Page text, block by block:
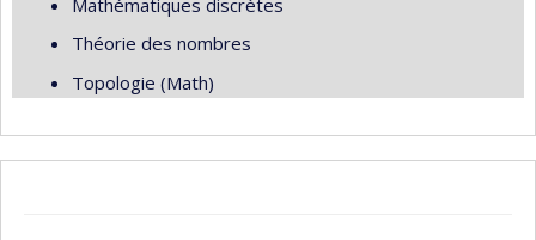
Théorie des nombres
Topologie (Math)